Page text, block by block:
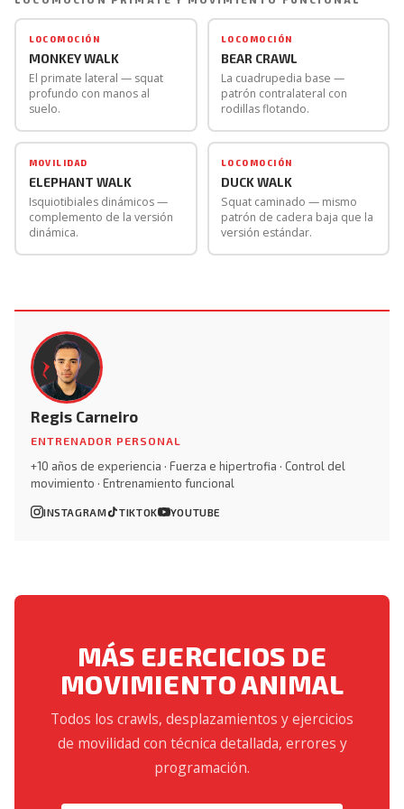
usa indistintamente.
requieren. Para la sentadilla es más específica la versión
estándar, que trabaja la dorsiflexión de tobillo y la
profundidad de cadera que son los factores limitantes
de la sentadilla profunda.
LOCOMOCIÓN
MONKEY WALK
El primate lateral — squat
profundo con manos al
suelo.
LOCOMOCIÓN
BEAR CRAWL
La cuadrupedia base —
patrón contralateral con
rodillas flotando.
MOVILIDAD
ELEPHANT WALK
Isquiotibiales dinámicos —
complemento de la versión
dinámica.
LOCOMOCIÓN
DUCK WALK
Squat caminado — mismo
patrón de cadera baja que la
versión estándar.
Regis Carneiro
ENTRENADOR PERSONAL
+10 años de experiencia · Fuerza e hipertrofia · Control del
movimiento · Entrenamiento funcional
INSTAGRAM TIKTOK YOUTUBE
MÁS EJERCICIOS DE
MOVIMIENTO ANIMAL
Todos los crawls, desplazamientos y ejercicios
de movilidad con técnica detallada, errores y
programación.